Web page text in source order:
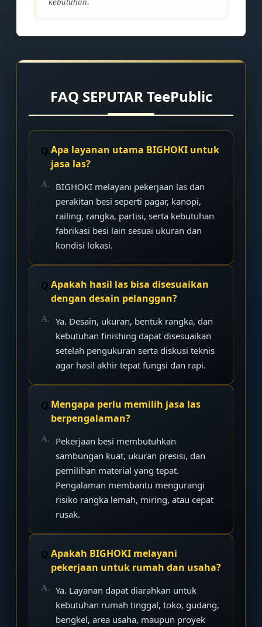
FAQ SEPUTAR TeePublic
Apa layanan utama BIGHOKI untuk
jasa las?
BIGHOKI melayani pekerjaan las dan
perakitan besi seperti pagar, kanopi,
railing, rangka, partisi, serta kebutuhan
fabrikasi besi lain sesuai ukuran dan
kondisi lokasi.
Apakah hasil las bisa disesuaikan
dengan desain pelanggan?
Ya. Desain, ukuran, bentuk rangka, dan
kebutuhan finishing dapat disesuaikan
setelah pengukuran serta diskusi teknis
agar hasil akhir tepat fungsi dan rapi.
Mengapa perlu memilih jasa las
berpengalaman?
Pekerjaan besi membutuhkan
sambungan kuat, ukuran presisi, dan
pemilihan material yang tepat.
Pengalaman membantu mengurangi
risiko rangka lemah, miring, atau cepat
rusak.
Apakah BIGHOKI melayani
pekerjaan untuk rumah dan usaha?
Ya. Layanan dapat diarahkan untuk
kebutuhan rumah tinggal, toko, gudang,
bengkel, area usaha, maupun proyek